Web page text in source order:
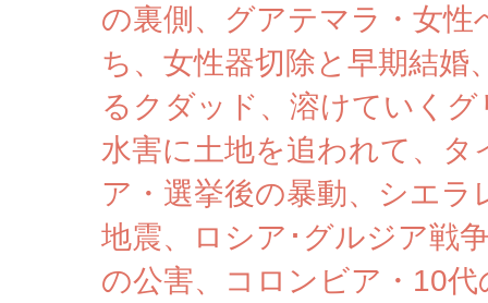
の裏側、グアテマラ・女
ち、女性器切除と早期結婚
るクダッド、溶けていく
水害に土地を追われて、
ア・選挙後の暴動、シエラ
地震、ロシア･グルジア戦
の公害、コロンビア・10